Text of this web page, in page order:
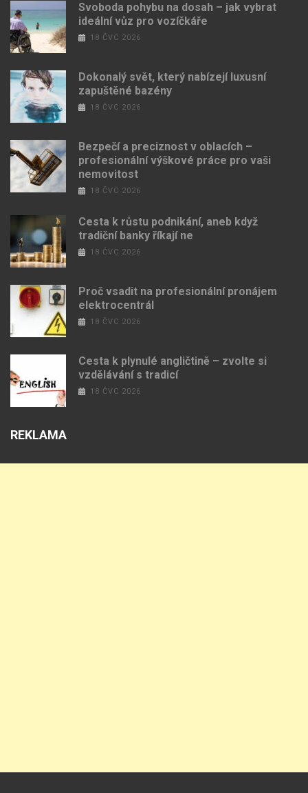
Svoboda pohybu na dosah – jak vybrat
ideální vůz pro vozíčkáře
18 ČVC 2026
Dokonalý svět, který nabízejí luxusní
zapuštěné bazény
18 ČVC 2026
Bezpečí a preciznost v oblacích –
profesionální výškové práce pro vaši
nemovitost
18 ČVC 2026
Cesta k růstu podnikání, aneb když
tradiční banky říkají ne
18 ČVC 2026
Proč vsadit na profesionální pronájem
elektrocentrál
18 ČVC 2026
Cesta k plynulé angličtině – zvolte si
vzdělávání s tradicí
18 ČVC 2026
REKLAMA